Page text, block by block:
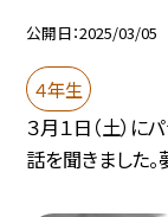
公開日 2025/03/05
４年生
３月１日（土）
話を聞きました